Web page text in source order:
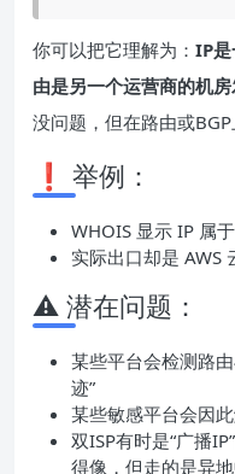
你可以把它理解为： IP
由是另一个运营商的机
没问题，但在路由或BGP
❗ 举例：
WHOIS 显示 IP 属于
实际出口却是 AWS
⚠️ 潜在问题：
某些平台会检测路
迹”
某些敏感平台会因
双ISP有时是“广播
得像，但走的是异地